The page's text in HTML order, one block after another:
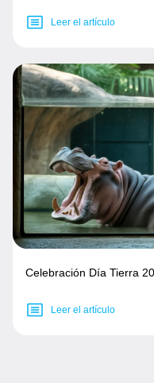
Leer el artículo
Celebración Día Tierra
Leer el artículo